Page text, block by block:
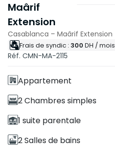
Maârif
Extension
Casablanca – Maârif Extension
Frais de syndic : 300 DH / mois
Réf. CMN-MA-2115
Caractéristiques
Avec Ascenseur
Appartement
2 Chambres simples
1 suite parentale
2 Salles de bains